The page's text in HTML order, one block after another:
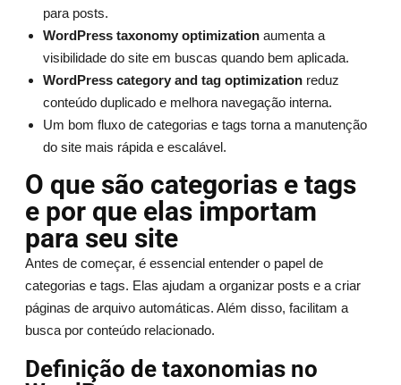
para posts.
WordPress taxonomy optimizationaumenta a
visibilidade do site em buscas quando bem aplicada.
WordPress category and tag optimizationreduz
conteúdo duplicado e melhora navegação interna.
Um bom fluxo de categorias e tags torna a manutenção
do site mais rápida e escalável.
O que são categorias e tags
e por que elas importam
para seu site
Antes de começar, é essencial entender o papel de
categorias e tags. Elas ajudam a organizar posts e a criar
páginas de arquivo automáticas. Além disso, facilitam a
busca por conteúdo relacionado.
Definição de taxonomias no